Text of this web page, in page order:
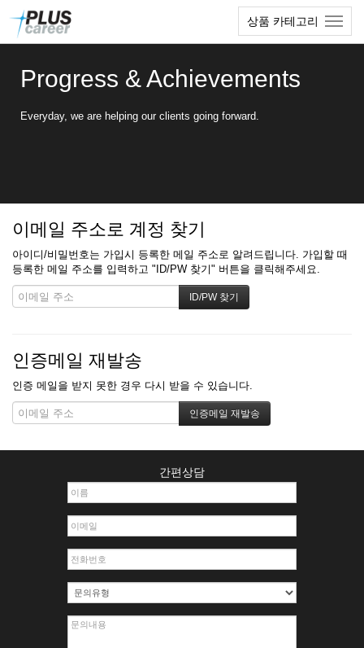
상품 카테고리
Progress & Achievements
Everyday, we are helping our clients going forward.
이메일 주소로 계정 찾기
아이디/비밀번호는 가입시 등록한 메일 주소로 알려드립니다. 가입할 때
등록한 메일 주소를 입력하고 "ID/PW 찾기" 버튼을 클릭해주세요.
인증메일 재발송
인증 메일을 받지 못한 경우 다시 받을 수 있습니다.
간편상담